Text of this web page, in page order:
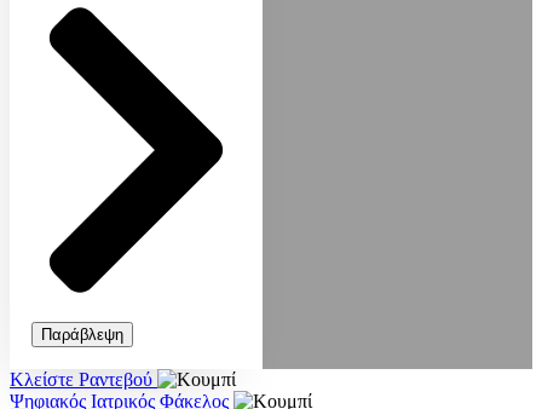
Παράβλεψη
Κλείστε Ραντεβού
Ψηφιακός Ιατρικός Φάκελος